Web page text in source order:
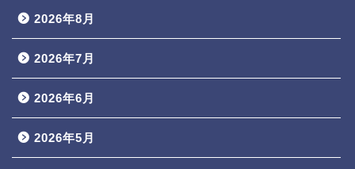
2026年8月
2026年7月
2026年6月
2026年5月